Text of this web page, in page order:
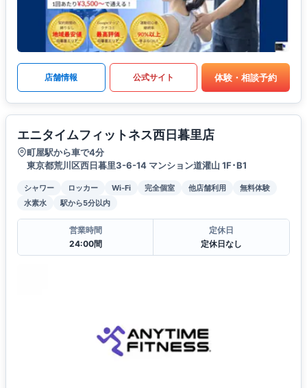
店舗情報 公式サイト 体験・相談予約
エニタイムフィットネス西日暮里店
町屋駅から車で4分
東京都荒川区西日暮里3-6-14 マンション道灌山 1F･B1
シャワー ロッカー Wi-Fi 完全個室 他店舗利用
無料体験
水素水
駅から5分以内
営業時間
24:00間
定休日
定休日なし